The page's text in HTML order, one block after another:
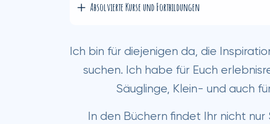
Absolvierte Kurse und Fortbildungen
Ich bin für diejenigen da, die
suchen. Ich habe für Euch
Säuglinge, Klein- und auch
In den Büchern findet Ihr nicht